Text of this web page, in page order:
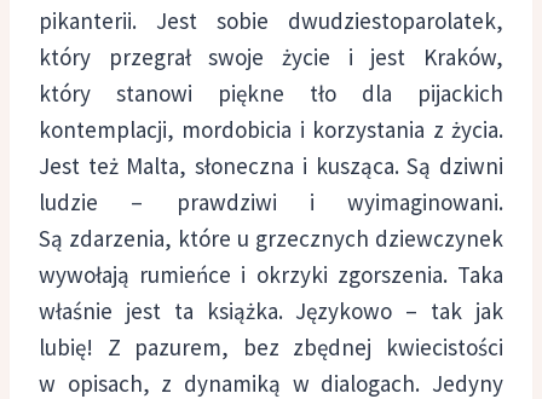
pikanterii. Jest sobie dwudziestoparolatek,
który przegrał swoje życie i jest Kraków,
który stanowi piękne tło dla pijackich
kontemplacji, mordobicia i korzystania z życia.
Jest też Malta, słoneczna i kusząca. Są dziwni
ludzie – prawdziwi i wyimaginowani.
Są zdarzenia, które u grzecznych dziewczynek
wywołają rumieńce i okrzyki zgorszenia. Taka
właśnie jest ta książka. Językowo – tak jak
lubię! Z pazurem, bez zbędnej kwiecistości
w opisach, z dynamiką w dialogach. Jedyny